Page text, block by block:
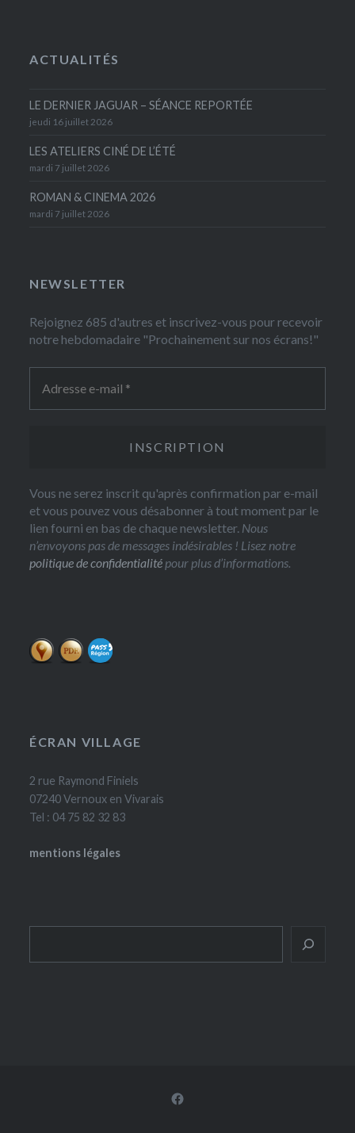
ACTUALITÉS
LE DERNIER JAGUAR – SÉANCE REPORTÉE
jeudi 16 juillet 2026
LES ATELIERS CINÉ DE L’ÉTÉ
mardi 7 juillet 2026
ROMAN & CINEMA 2026
mardi 7 juillet 2026
NEWSLETTER
Rejoignez 685 d'autres et inscrivez-vous pour recevoir
notre hebdomadaire "Prochainement sur nos écrans!"
Vous ne serez inscrit qu'après confirmation par e-mail
et vous pouvez vous désabonner à tout moment par le
lien fourni en bas de chaque newsletter. Nous
n’envoyons pas de messages indésirables ! Lisez notre
politique de confidentialité pour plus d’informations.
ÉCRAN VILLAGE
2 rue Raymond Finiels
07240 Vernoux en Vivarais
Tel : 04 75 82 32 83
mentions légales
Facebook